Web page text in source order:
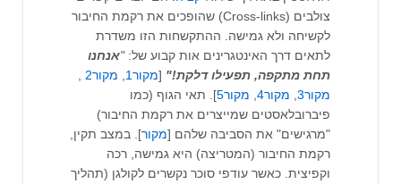
צולבים (Cross-links) שהופכים את רקמת החיבור
לקשיחה ולא גמישה. ההתקשחות הזו משדרת
לתאים דרך האינטגרינים אות קבוע של:"אנחנו
תחת מתקפה, תפעילו דלקת!" [מקור1 מקור2
מקור3 , מקור4 , מקור5 ]. תאי הגוף (כמו
פיברובלאסטים שמייצרים את רקמת החיבור)
"מרגישים" את הסביבה שלהם [מקור]. במצב תקין,
רקמת החיבור (המטריצה) היא גמישה, רכה
וקפיצית. כאשר עודפי סוכר נקשרים לקולגן (תהליך